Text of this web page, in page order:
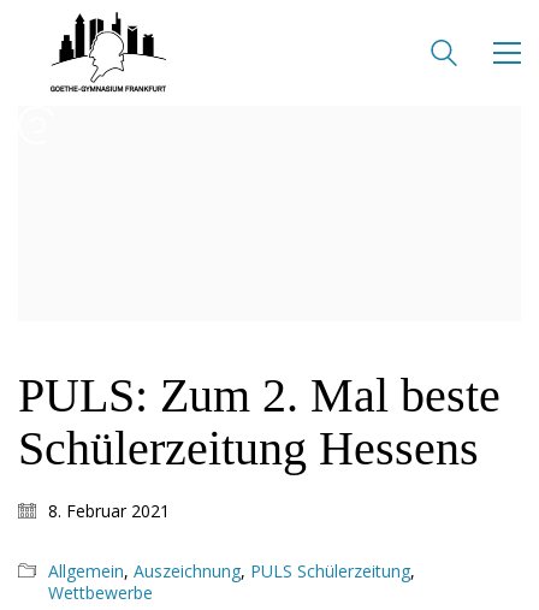
PULS: Zum 2. Mal beste
Schülerzeitung Hessens
8. Februar 2021
Allgemein, Auszeichnung, PULS Schülerzeitung,
Wettbewerbe